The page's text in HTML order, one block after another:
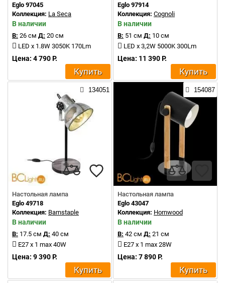
Eglo 97045
Коллекция: La Seca
В наличии
В: 26 см Д: 20 см
LED x 1.8W 3050K 170Lm
Цена: 4 790 Р.
Купить
Eglo 97914
Коллекция: Cognoli
В наличии
В: 51 см Д: 10 см
LED x 3,2W 5000K 300Lm
Цена: 11 390 Р.
Купить
134051
Настольная лампа
Eglo 49718
Коллекция: Barnstaple
В наличии
В: 17.5 см Д: 40 см
E27 x 1 max 40W
Цена: 9 390 Р.
Купить
154087
Настольная лампа
Eglo 43047
Коллекция: Hornwood
В наличии
В: 42 см Д: 21 см
E27 x 1 max 28W
Цена: 7 890 Р.
Купить